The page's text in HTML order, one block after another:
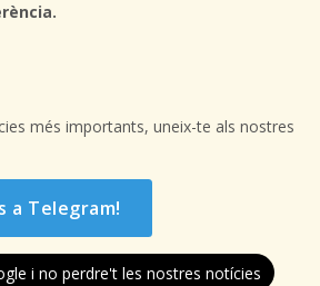
més importants, uneix-te als nostres
a Telegram!
i no perdre't les nostres notícies